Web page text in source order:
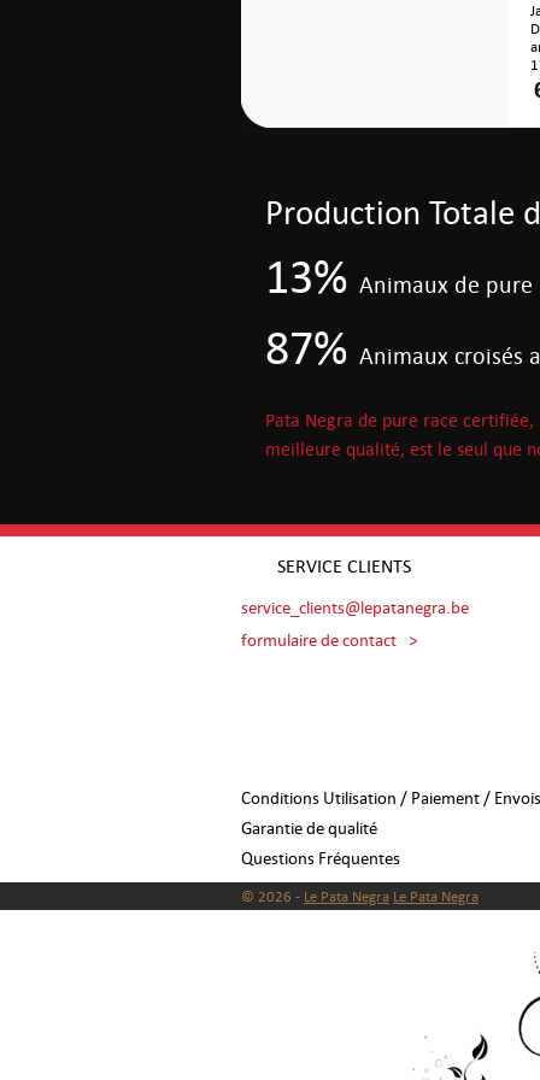
Production Totale
13% Animaux de pure
87% Animaux croisés
Pata Negra de pure race
meilleure qualité, est le seul que
SERVICE CLIENTS
service_clients@lepatanegra.be
formulaire de contact
>
Conditions Utilisation / Paiement /
Garantie de qualité
Questions Fréquentes
© 2026 - Le Pata Negra Le Pata Negra